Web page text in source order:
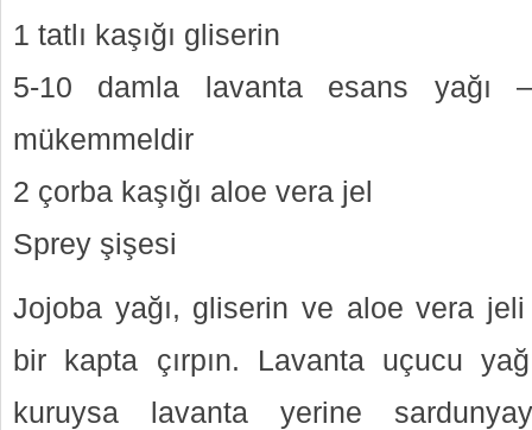
1 tatlı kaşığı gliserin
5-10 damla lavanta esans
mükemmeldir
2 çorba kaşığı aloe vera jel
Sprey şişesi
Jojoba yağı, gliserin ve aloe vera jeli
bir kapta çırpın. Lavanta uçucu
kuruysa lavanta yerine